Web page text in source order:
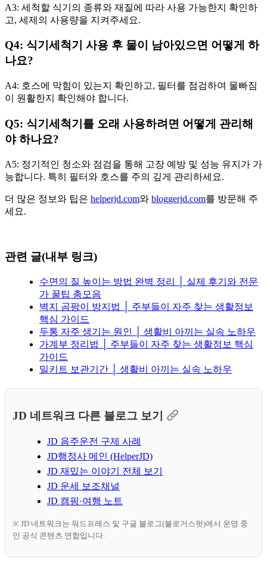
A3: 세척할 식기의 종류와 재질에 따라 사용 가능한지 확인하
고, 세제의 사용량을 지켜주세요.
Q4: 식기세척기 사용 후 물이 남아있으면 어떻게 하
나요?
A4: 호스에 막힘이 있는지 확인하고, 필터를 점검하여 물빠짐
이 원활한지 확인해야 합니다.
Q5: 식기세척기를 오래 사용하려면 어떻게 관리해
야 하나요?
A5: 정기적인 청소와 점검을 통해 고장 예방 및 성능 유지가 가
능합니다. 특히 필터와 호스를 주의 깊게 관리하세요.
더 많은 정보와 팁은 helperjd.com와 bloggerjd.com를 방문해 주
세요.
관련 글(내부 링크)
수면의 질 높이는 방법 완벽 정리 │ 실제 후기와 전문
가 꿀팁 총모음
벽지 곰팡이 방지법 │ 주부들이 자주 찾는 생활정보
핵심 가이드
두통 자주 생기는 원인 │ 생활비 아끼는 실속 노하우
가계부 정리법 │ 주부들이 자주 찾는 생활정보 핵심
가이드
밀키트 보관기간 │ 생활비 아끼는 실속 노하우
JD 네트워크 다른 블로그 보기
JD 음주운전 구제 사례
JD행정사 메인 (HelperJD)
JD 재밌는 이야기 전체 보기
JD 운세 보조채널
JD 캠핑·여행 노트
※ JD 네트워크는 워드프레스 및 구글 블로그(블로거스팟)에서 운영 중
인 공식 콘텐츠 연합입니다.